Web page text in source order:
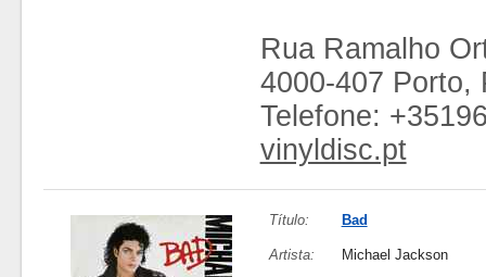
Rua Ramalho
4000-407 Porto,
Telefone:
vinyldisc.pt
Título: Bad
Artista: Michael Jackson